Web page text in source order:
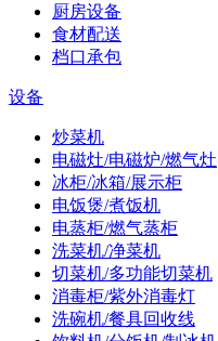
厨房设备
食材配送
档口承包
设备
炒菜机
电磁灶/电磁炉/燃气灶
冰柜/冰箱/展示柜
电饭煲/煮饭机
电蒸柜/燃气蒸柜
洗菜机/净菜机
切菜机/多功能切菜机
消毒柜/紫外消毒灯
洗碗机/餐具回收线